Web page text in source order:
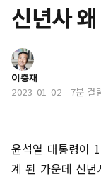
신년사
이충재
2023-01-02 - 7분 걸
윤석열 대통령이
계 된 가운데 신년